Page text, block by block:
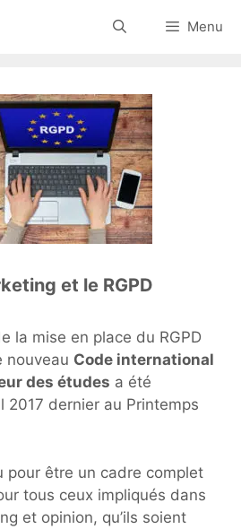
Menu
et le RGPD
la mise en place du RGPD
nouveau Code international
des études a été
2017 dernier au Printemps
pour être un cadre complet
tous ceux impliqués dans
et opinion, qu’ils soient